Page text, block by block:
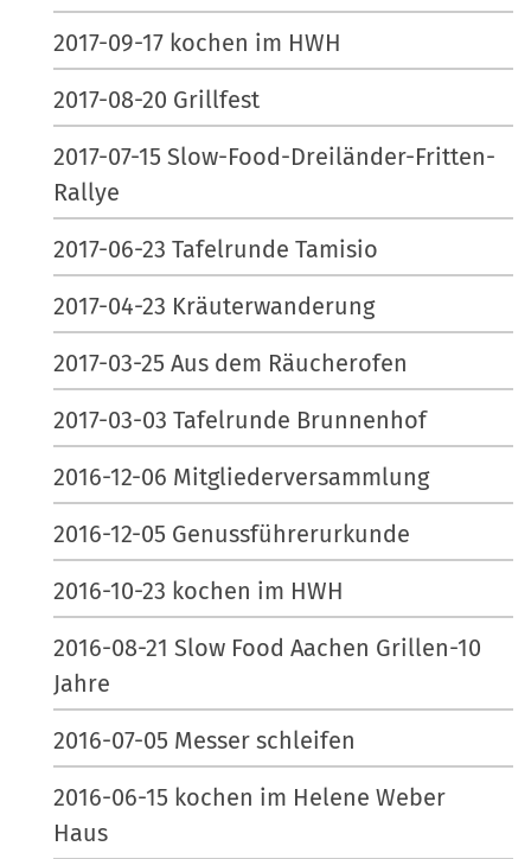
2017-09-17 kochen im HWH
2017-08-20 Grillfest
2017-07-15 Slow-Food-Dreiländer-Fritten-
Rallye
2017-06-23 Tafelrunde Tamisio
2017-04-23 Kräuterwanderung
2017-03-25 Aus dem Räucherofen
2017-03-03 Tafelrunde Brunnenhof
2016-12-06 Mitgliederversammlung
2016-12-05 Genussführerurkunde
2016-10-23 kochen im HWH
2016-08-21 Slow Food Aachen Grillen-10
Jahre
2016-07-05 Messer schleifen
2016-06-15 kochen im Helene Weber
Haus